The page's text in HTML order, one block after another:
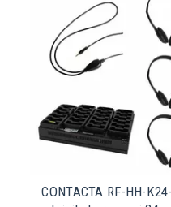
CONTACTA RF-HH-